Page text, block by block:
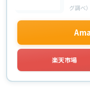
グ調べ）
楽天市場